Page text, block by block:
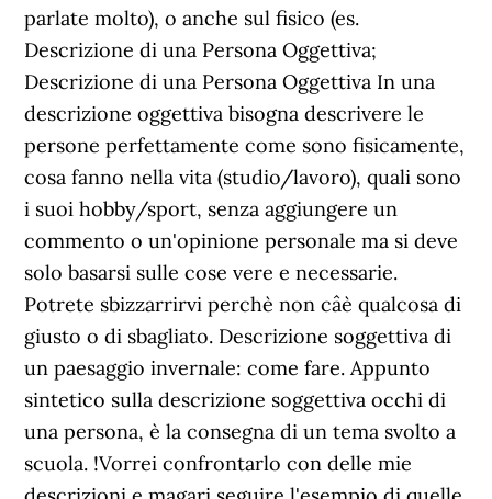
parlate molto), o anche sul fisico (es.
Descrizione di una Persona Oggettiva;
Descrizione di una Persona Oggettiva In una
descrizione oggettiva bisogna descrivere le
persone perfettamente come sono fisicamente,
cosa fanno nella vita (studio/lavoro), quali sono
i suoi hobby/sport, senza aggiungere un
commento o un'opinione personale ma si deve
solo basarsi sulle cose vere e necessarie.
Potrete sbizzarrirvi perchè non câè qualcosa di
giusto o di sbagliato. Descrizione soggettiva di
un paesaggio invernale: come fare. Appunto
sintetico sulla descrizione soggettiva occhi di
una persona, è la consegna di un tema svolto a
scuola. !Vorrei confrontarlo con delle mie